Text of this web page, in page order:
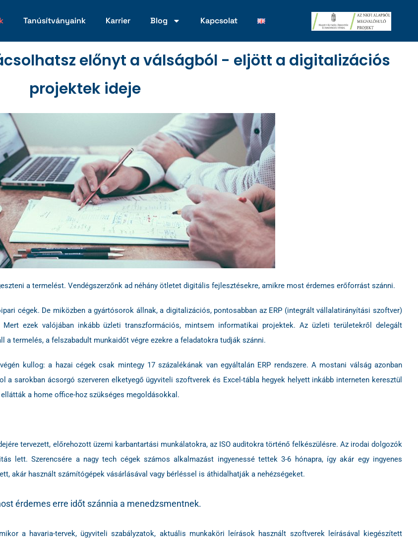
Tanúsítványaink Karrier Blog Kapcsolat
előnyt a válságból - eljött a digitalizációs
projektek ideje
a termelést. Vendégszerzőnk ad néhány ötletet digitális fejlesztésekre, amikre most érdemes erőforrást szánni.
cégek. De miközben a gyártósorok állnak, a digitalizációs, pontosabban az ERP (integrált vállalatirányítási szoftver)
ezek valójában inkább üzleti transzformációs, mintsem informatikai projektek. Az üzleti területekről delegált
termelés, a felszabadult munkaidőt végre ezekre a feladatokra tudják szánni.
kullog: a hazai cégek csak mintegy 17 százalékának van egyáltalán ERP rendszere. A mostani válság azonban
sarokban ácsorgó szerveren elketyegő ügyviteli szoftverek és Excel-tábla hegyek helyett inkább interneten keresztül
a home office-hoz szükséges megoldásokkal.
tervezett, előrehozott üzemi karbantartási munkálatokra, az ISO auditokra történő felkészülésre. Az irodai dolgozók
lett. Szerencsére a nagy tech cégek számos alkalmazást ingyenessé tettek 3-6 hónapra, így akár egy ingyenes
akár használt számítógépek vásárlásával vagy bérléssel is áthidalhatják a nehézségeket.
érdemes erre időt szánnia a menedzsmentnek.
a havaria-tervek, ügyviteli szabályzatok, aktuális munkaköri leírások használt szoftverek leírásával kiegészített